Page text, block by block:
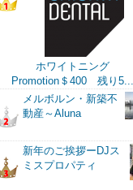
ホワイトニング
Promotion＄400 残り5...
メルボルン・新築不
動産～Aluna
新年のご挨拶ーDJス
ミスプロパティ